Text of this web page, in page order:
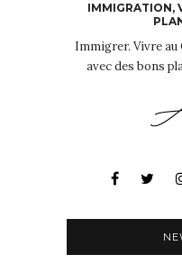
IMMIGRATION,
Immigrer. Vivre au
avec des bons